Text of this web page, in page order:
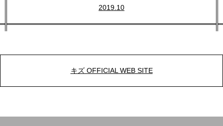
2019.10
キズ OFFICIAL WEB SITE